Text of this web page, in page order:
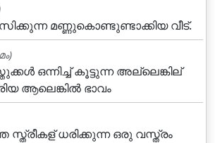
മണ്ണുകൊണ്ടുണ്ടാക്കിയ വീട്.
ഒന്നിച്ച് കൂട്ടുന്ന അല്ലെങ്കില്
ആലെങ്കില്‍ ഭാവം
ധരിക്കുന്ന ഒരു വസ്ത്രം